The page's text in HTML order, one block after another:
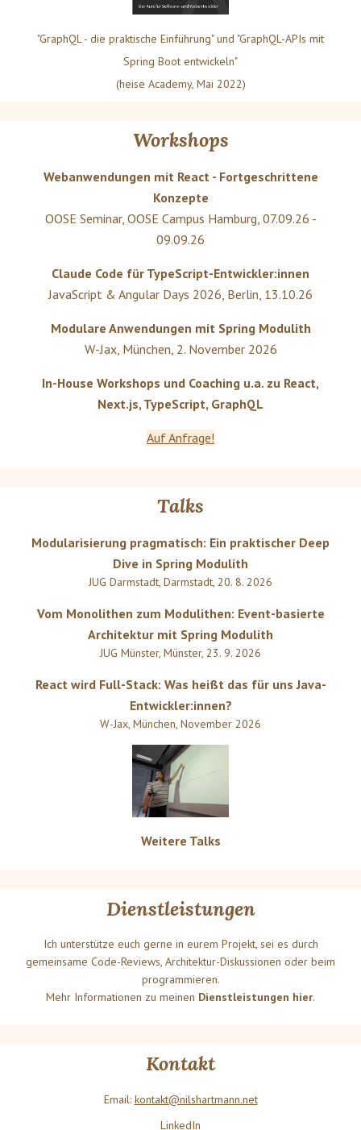
"GraphQL - die praktische Einführung" und "GraphQL-APIs mit
Spring Boot entwickeln"
(heise Academy, Mai 2022)
Workshops
Webanwendungen mit React - Fortgeschrittene
Konzepte
OOSE Seminar, OOSE Campus Hamburg 07.09.26 -
09.09.26
Claude Code für TypeScript-Entwickler:innen
JavaScript & Angular Days 2026 Berlin 13.10.26
Modulare Anwendungen mit Spring Modulith
W-Jax, München 2. November 2026
In-House Workshops und Coaching u.a. zu React,
Next.js, TypeScript, GraphQL
Auf Anfrage!
Talks
Modularisierung pragmatisch: Ein praktischer Deep
Dive in Spring Modulith
JUG Darmstadt, Darmstadt, 20. 8. 2026
Vom Monolithen zum Modulithen: Event-basierte
Architektur mit Spring Modulith
JUG Münster, Münster, 23. 9. 2026
React wird Full-Stack: Was heißt das für uns Java-
Entwickler:innen?
W-Jax, München, November 2026
Weitere Talks
Dienstleistungen
Ich unterstütze euch gerne in eurem Projekt, sei es durch
gemeinsame Code-Reviews, Architektur-Diskussionen oder beim
programmieren.
Mehr Informationen zu meinen Dienstleistungen hier.
Kontakt
Email: kontakt@nilshartmann.net
LinkedIn